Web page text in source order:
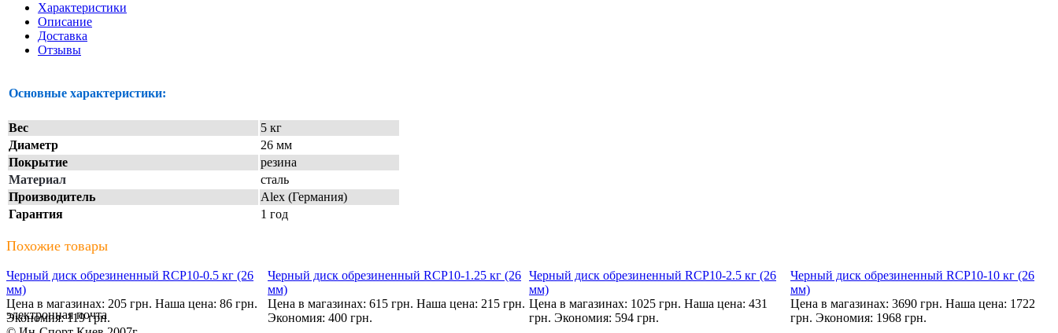
электронная почта
Характеристики
Описание
Доставка
Отзывы
Основные характеристики:
Вес
5 кг
Диаметр
26 мм
Покрытие
резина
Материал
сталь
Производитель
Alex (Германия)
Гарантия
1 год
Похожие товары
Черный диск обрезиненный RCP10-0.5 кг (26
мм)
Цена в магазинах: 205 грн. Наша цена: 86 грн.
Экономия: 119 грн.
Черный диск обрезиненный RCP10-1.25 кг (26
мм)
Цена в магазинах: 615 грн. Наша цена: 215 грн.
Экономия: 400 грн.
Черный диск обрезиненный RCP10-2.5 кг (26
мм)
Цена в магазинах: 1025 грн. Наша цена: 431
грн. Экономия: 594 грн.
Черный диск обрезиненный RCP10-10 кг (26
мм)
Цена в магазинах: 3690 грн. Наша цена: 1722
грн. Экономия: 1968 грн.